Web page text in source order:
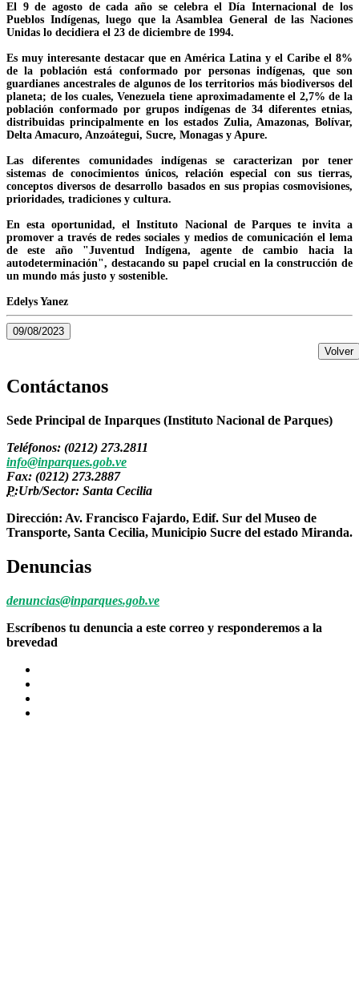
El 9 de agosto de cada año se celebra el Día Internacional de los
Pueblos Indígenas, luego que la Asamblea General de las Naciones
Unidas lo decidiera el 23 de diciembre de 1994.
Es muy interesante destacar que en América Latina y el Caribe el 8%
de la población está conformado por personas indígenas, que son
guardianes ancestrales de algunos de los territorios más biodiversos del
planeta; de los cuales, Venezuela tiene aproximadamente el 2,7% de la
población conformado por grupos indígenas de 34 diferentes etnias,
distribuidas principalmente en los estados Zulia, Amazonas, Bolívar,
Delta Amacuro, Anzoátegui, Sucre, Monagas y Apure.
Las diferentes comunidades indígenas se caracterizan por tener
sistemas de conocimientos únicos, relación especial con sus tierras,
conceptos diversos de desarrollo basados en sus propias cosmovisiones,
prioridades, tradiciones y cultura.
En esta oportunidad, el Instituto Nacional de Parques te invita a
promover a través de redes sociales y medios de comunicación el lema
de este año "Juventud Indígena, agente de cambio hacia la
autodeterminación", destacando su papel crucial en la construcción de
un mundo más justo y sostenible.
Edelys Yanez
09/08/2023
Volver
Contáctanos
Sede Principal de Inparques (Instituto Nacional de Parques)
Teléfonos: (0212) 273.2811
info@inparques.gob.ve
Fax: (0212) 273.2887
P:Urb/Sector: Santa Cecilia
Dirección: Av. Francisco Fajardo, Edif. Sur del Museo de
Transporte, Santa Cecilia, Municipio Sucre del estado Miranda.
Denuncias
denuncias@inparques.gob.ve
Escríbenos tu denuncia a este correo y responderemos a la
brevedad